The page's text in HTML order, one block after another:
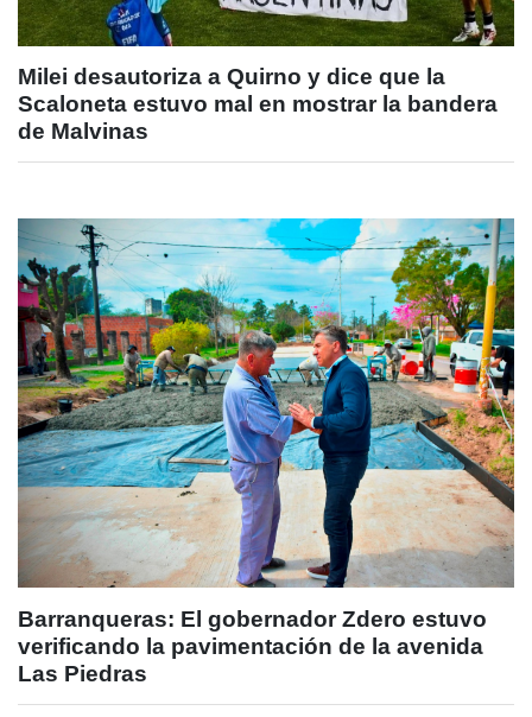
Milei desautoriza a Quirno y dice que la
Scaloneta estuvo mal en mostrar la bandera
de Malvinas
Barranqueras: El gobernador Zdero estuvo
verificando la pavimentación de la avenida
Las Piedras